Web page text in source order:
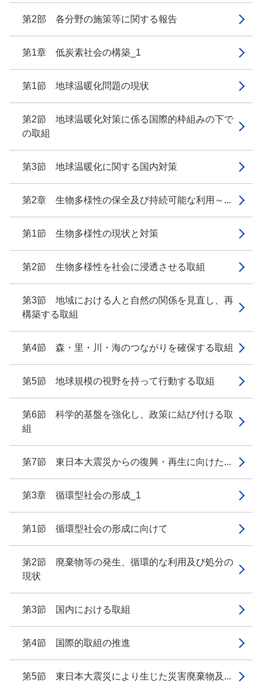
第2部 各分野の施策等に関する報告
第1章 低炭素社会の構築_1
第1節 地球温暖化問題の現状
第2節 地球温暖化対策に係る国際的枠組みの下で
の取組
第3節 地球温暖化に関する国内対策
第2章 生物多様性の保全及び持続可能な利用～...
第1節 生物多様性の現状と対策
第2節 生物多様性を社会に浸透させる取組
第3節 地域における人と自然の関係を見直し、再
構築する取組
第4節 森・里・川・海のつながりを確保する取組
第5節 地球規模の視野を持って行動する取組
第6節 科学的基盤を強化し、政策に結び付ける取
組
第7節 東日本大震災からの復興・再生に向けた...
第3章 循環型社会の形成_1
第1節 循環型社会の形成に向けて
第2節 廃棄物等の発生、循環的な利用及び処分の
現状
第3節 国内における取組
第4節 国際的取組の推進
第5節 東日本大震災により生じた災害廃棄物及...